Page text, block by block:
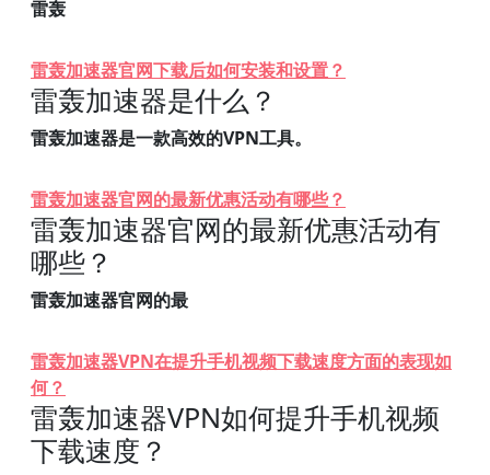
雷轰
雷轰加速器官网下载后如何安装和设置？
雷轰加速器是什么？
雷轰加速器是一款高效的VPN工具。
雷轰加速器官网的最新优惠活动有哪些？
雷轰加速器官网的最新优惠活动有
哪些？
雷轰加速器官网的最
雷轰加速器VPN在提升手机视频下载速度方面的表现如
何？
雷轰加速器VPN如何提升手机视频
下载速度？